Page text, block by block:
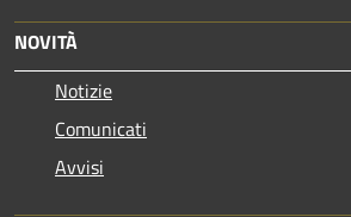
NOVITÀ
Notizie
Comunicati
Avvisi